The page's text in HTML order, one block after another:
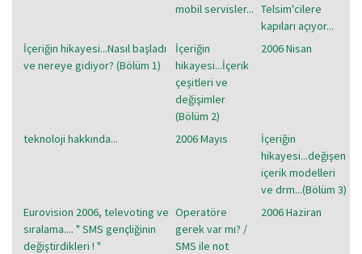
mobil servisler... Telsim'cilere
kapıları açıyor...
İçeriğin hikayesi...Nasıl başladı
ve nereye gidiyor? (Bölüm 1)
İçeriğin
hikayesi...İçerik
çeşitleri ve
değişimler
(Bölüm 2)
2006 Nisan
teknoloji hakkında... 2006 Mayıs
İçeriğin
hikayesi...değişen
içerik modelleri
ve drm...(Bölüm 3)
Eurovision 2006, televoting ve
sıralama.... " SMS gençliğinin
değiştirdikleri ! "
Operatöre
gerek var mı? /
SMS ile not
2006 Haziran